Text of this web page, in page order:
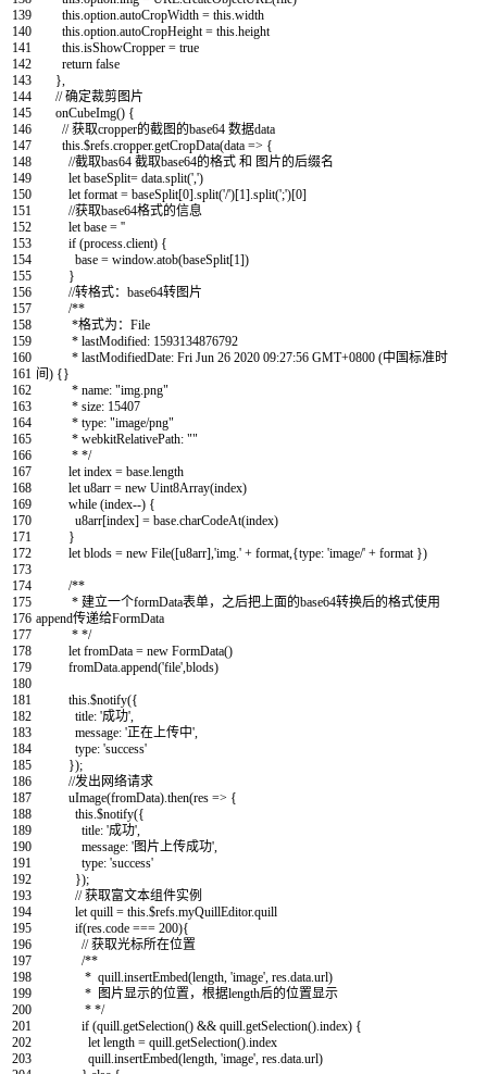
139
140
141
142
143
144
145
146
147
148
149
150
151
152
153
154
155
156
157
158
159
160
161
162
163
164
165
166
167
168
169
170
171
172
173
174
175
176
177
178
179
180
181
182
183
184
185
186
187
188
189
190
191
192
193
194
195
196
197
198
199
200
201
202
203
this.option.autoCropWidth = this.width
this.option.autoCropHeight = this.height
this.isShowCropper = true
return false
},
// 确定裁剪图片
onCubeImg() {
// 获取cropper的截图的base64 数据data
this.$refs.cropper.getCropData(data => {
//截取bas64 截取base64的格式 和 图片的后缀名
letbaseSplit= data.split(',')
letformat = baseSplit[0].split('/')[1].split(';')[0]
//获取base64格式的信息
letbase = ''
if (process.client) {
base = window.atob(baseSplit[1])
}
//转格式：base64转图片
/**
*格式为：File
* lastModified: 1593134876792
* lastModifiedDate: Fri Jun 26 2020 09:27:56 GMT+0800 (中国标准时
间) {}
* name: "img.png"
* size: 15407
* type: "image/png"
* webkitRelativePath: ""
* */
letindex = base.length
letu8arr = new Uint8Array(index)
while (index--) {
u8arr[index] = base.charCodeAt(index)
}
letblods = new File([u8arr],'img.' + format,{type: 'image/' + format })
/**
* 建立一个formData表单，之后把上面的base64转换后的格式使用
append传递给FormData
* */
letfromData = new FormData()
fromData.append('file',blods)
this.$notify({
title: '成功',
message: '正在上传中',
type: 'success'
});
//发出网络请求
uImage(fromData).then(res => {
this.$notify({
title: '成功',
message: '图片上传成功',
type: 'success'
});
// 获取富文本组件实例
letquill = this.$refs.myQuillEditor.quill
if(res.code === 200){
// 获取光标所在位置
/**
* quill.insertEmbed(length, 'image', res.data.url)
* 图片显示的位置，根据length后的位置显示
* */
if (quill.getSelection() && quill.getSelection().index) {
let length = quill.getSelection().index
quill.insertEmbed(length, 'image', res.data.url)